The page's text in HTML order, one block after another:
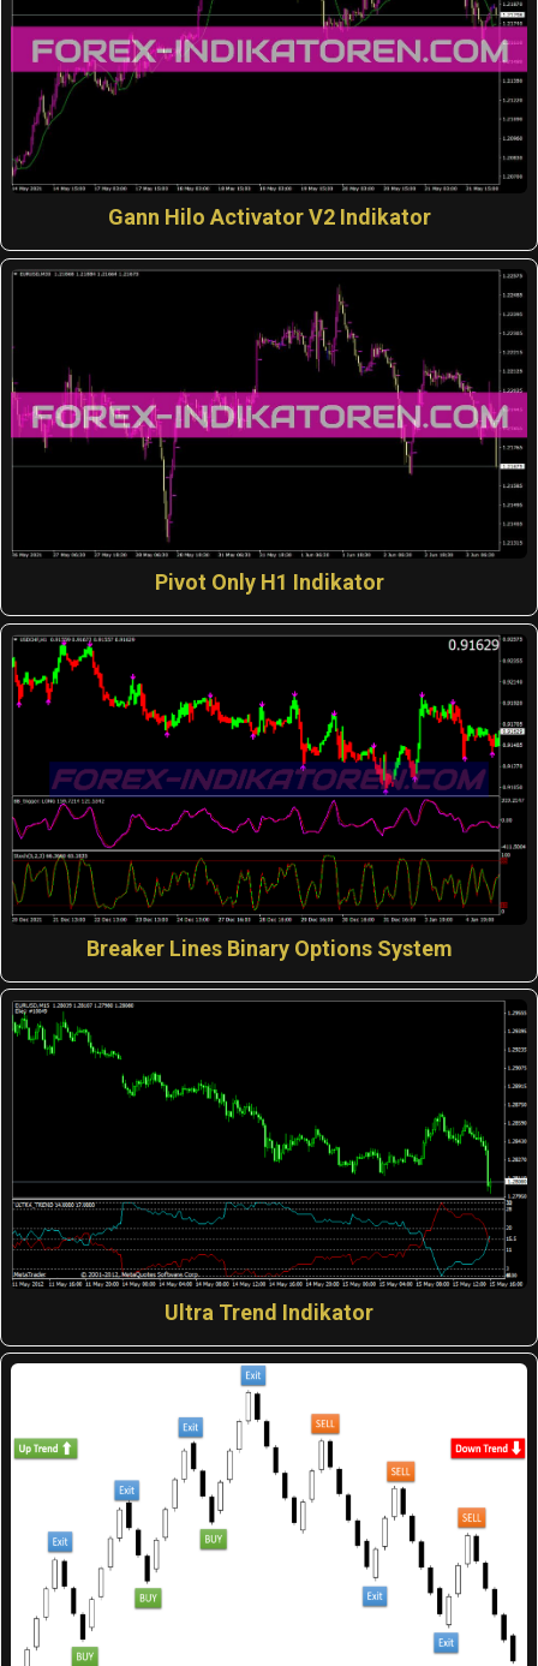
Gann Hilo Activator V2 Indikator
Pivot Only H1 Indikator
Breaker Lines Binary Options System
Ultra Trend Indikator